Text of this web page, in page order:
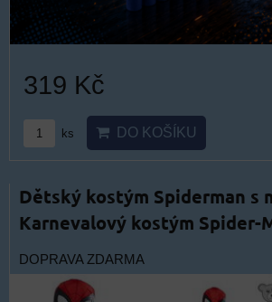
319 Kč
ks DO KOŠÍKU
Dětský kostým Spiderman s
Karnevalový kostým Spider-
DOPRAVA ZDARMA